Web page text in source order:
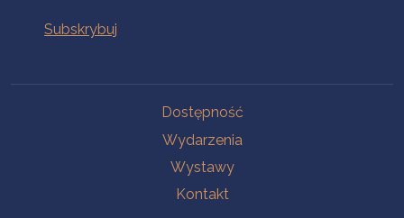
Dostępność
Wydarzenia
Wystawy
Kontakt